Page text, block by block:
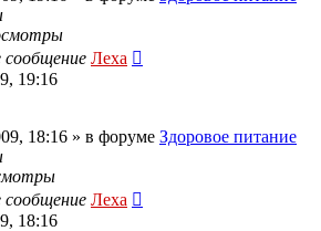
сообщение Леха
19:16
18:16 » в форуме Здоровое питание
сообщение Леха
18:16